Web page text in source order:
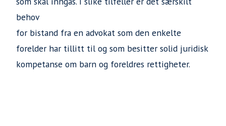
behov
for bistand fra en advokat som den enkelte
forelder har tillitt til og som besitter solid juridisk
kompetanse om barn og foreldres rettigheter.